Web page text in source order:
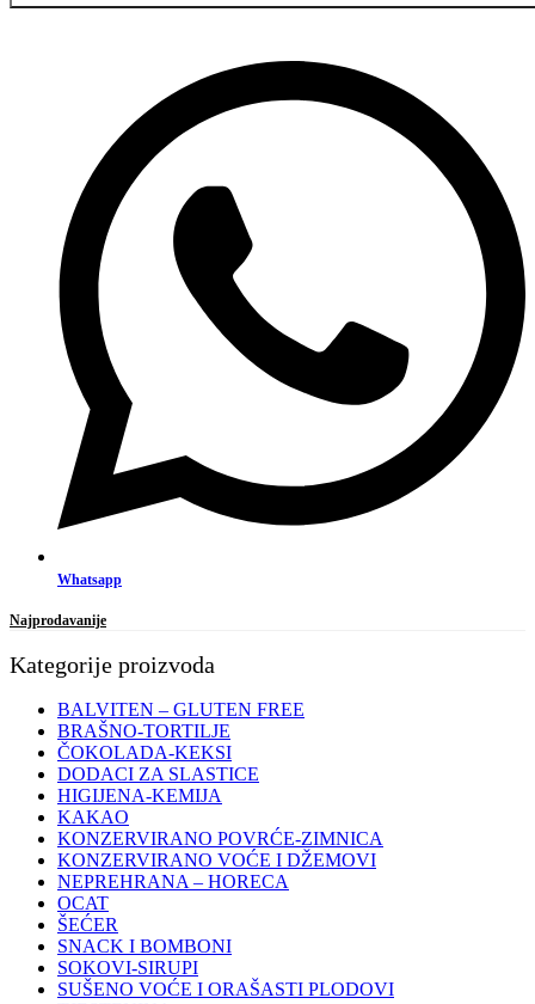
Whatsapp
Najprodavanije
Kategorije proizvoda
BALVITEN – GLUTEN FREE
BRAŠNO-TORTILJE
ČOKOLADA-KEKSI
DODACI ZA SLASTICE
HIGIJENA-KEMIJA
KAKAO
KONZERVIRANO POVRĆE-ZIMNICA
KONZERVIRANO VOĆE I DŽEMOVI
NEPREHRANA – HORECA
OCAT
ŠEĆER
SNACK I BOMBONI
SOKOVI-SIRUPI
SUŠENO VOĆE I ORAŠASTI PLODOVI